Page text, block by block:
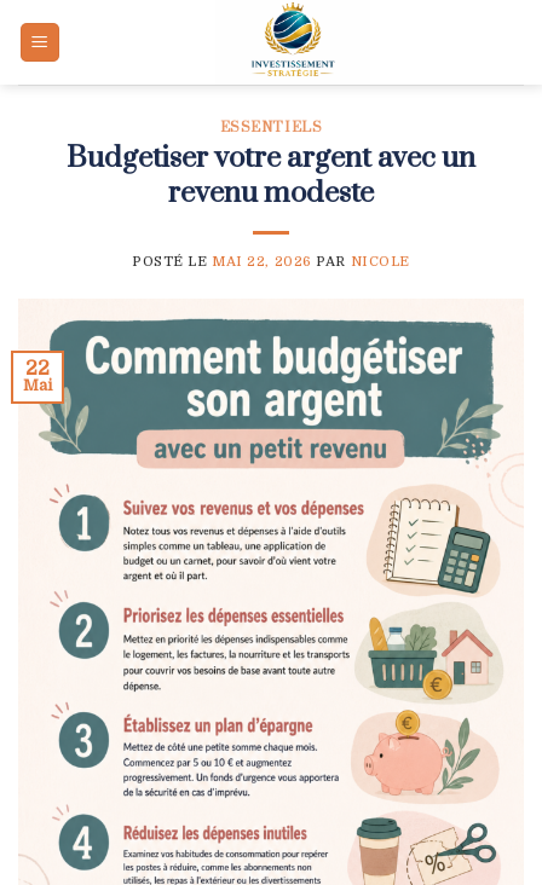
ESSENTIELS
Budgetiser votre argent avec un
revenu modeste
POSTÉ LE MAI 22, 2026 PAR NICOLE
22
Mai